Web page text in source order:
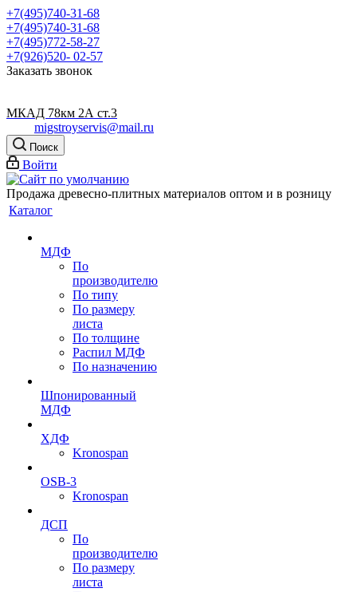
+7(495)740-31-68
+7(495)740-31-68
+7(495)772-58-27
+7(926)520- 02-57
Заказать звонок
МКАД 78км 2А ст.3
migstroyservis@mail.ru
Поиск
Войти
Продажа древесно-плитных материалов оптом и в розницу
Каталог
МДФ
По
производителю
По типу
По размеру
листа
По толщине
Распил МДФ
По назначению
Шпонированный
МДФ
ХДФ
Kronospan
OSB-3
Kronospan
ДСП
По
производителю
По размеру
листа